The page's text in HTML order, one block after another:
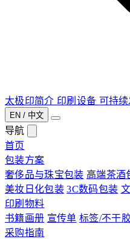
太极印简介 印刷设备 可持
EN / 中文
导航
首页
包装方案
奢侈品与珠宝包装 高端茶酒
美妆日化包装 3C数码包装
印刷物料
书籍画册 宣传单 标签/不干
采购指南